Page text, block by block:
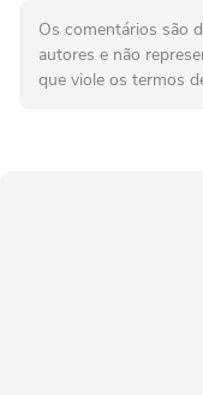
Os comentários são
autores e não
que viole os termos